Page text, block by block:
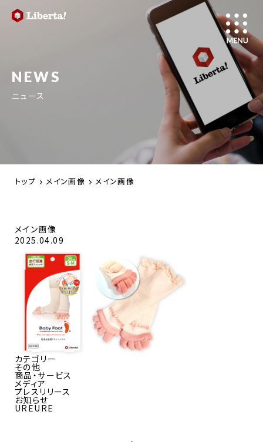
NEWS
ニュース
トップ メイン画像 メイン画像
メイン画像
2025.04.09
カテゴリー
その他
商品・サービス
メディア
プレスリリース
お知らせ
UREURE